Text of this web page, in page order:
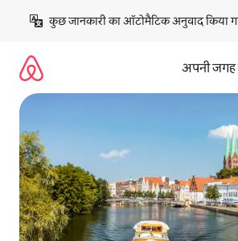
छोड़कर
कॉन्टेंट
कुछ जानकारी का ऑटोमैटिक अनुवाद किया
अपनी जगह